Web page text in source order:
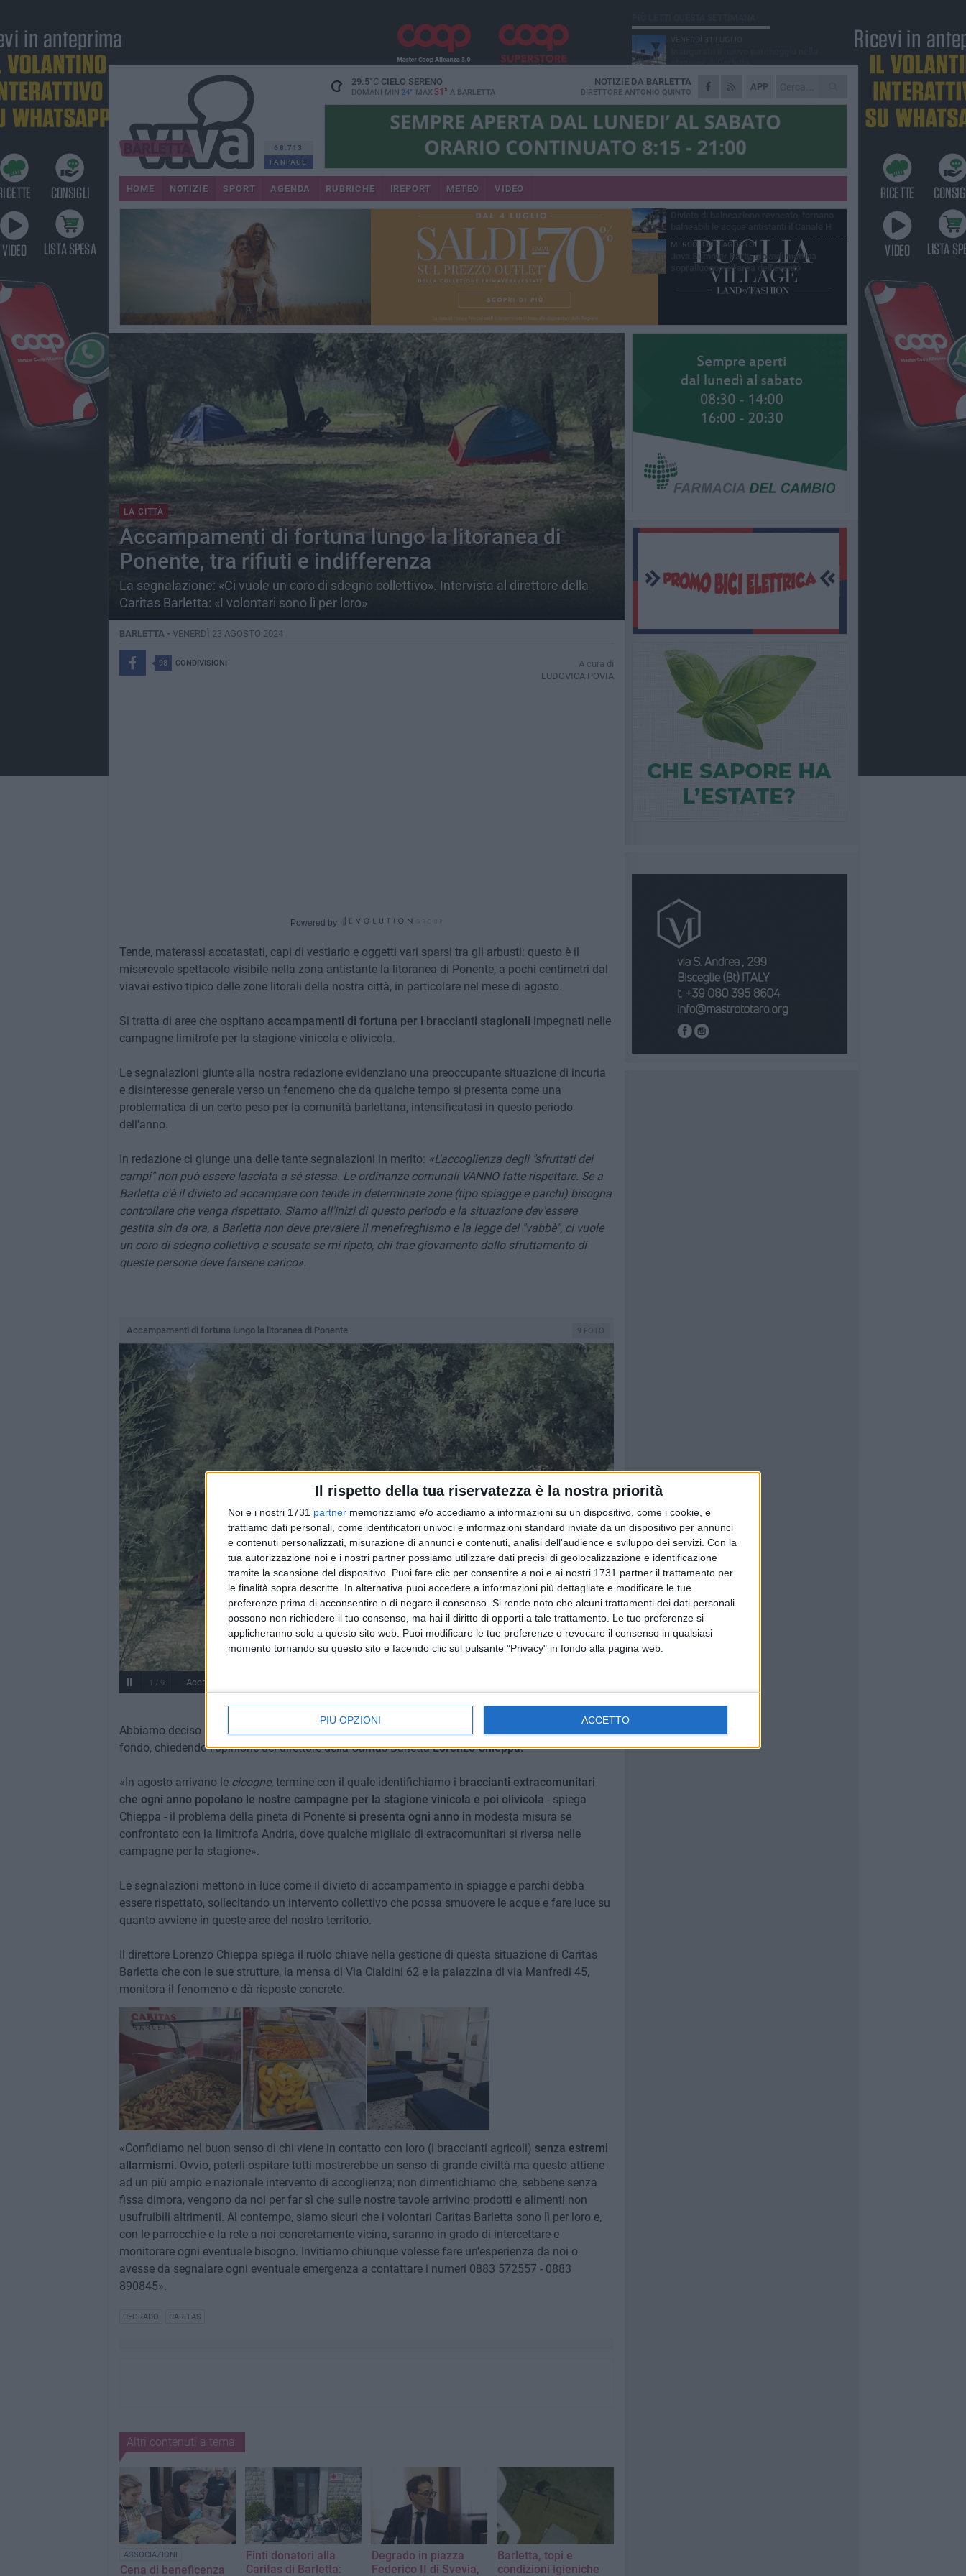
Il rispetto della tua riservatezza è la nostra priorità
Noi e i nostri 1731 partner memorizziamo e/o accediamo a informazioni su un dispositivo, come i cookie, e
trattiamo dati personali, come identificatori univoci e informazioni standard inviate da un dispositivo per annunci
e contenuti personalizzati, misurazione di annunci e contenuti, analisi dell'audience e sviluppo dei servizi. Con la
tua autorizzazione noi e i nostri partner possiamo utilizzare dati precisi di geolocalizzazione e identificazione
tramite la scansione del dispositivo. Puoi fare clic per consentire a noi e ai nostri 1731 partner il trattamento per
le finalità sopra descritte. In alternativa puoi accedere a informazioni più dettagliate e modificare le tue
preferenze prima di acconsentire o di negare il consenso. Si rende noto che alcuni trattamenti dei dati personali
possono non richiedere il tuo consenso, ma hai il diritto di opporti a tale trattamento. Le tue preferenze si
applicheranno solo a questo sito web. Puoi modificare le tue preferenze o revocare il consenso in qualsiasi
momento tornando su questo sito e facendo clic sul pulsante "Privacy" in fondo alla pagina web.
PIÙ OPZIONI ACCETTO
68.713
FANPAGE
29.5°CCIELO SERENO
DOMANI MIN 24° MAX 31° A BARLETTA
APP
NOTIZIE DA BARLETTA
DIRETTORE ANTONIO QUINTO
HOME NOTIZIE SPORT AGENDA RUBRICHE IREPORT METEO VIDEO
LA CITTÀ
Accampamenti di fortuna lungo la litoranea di
Ponente, tra rifiuti e indifferenza
La segnalazione: «Ci vuole un coro di sdegno collettivo». Intervista al direttore della
Caritas Barletta: «I volontari sono lì per loro»
BARLETTA - VENERDÌ 23 AGOSTO 2024
98 CONDIVISIONI
A cura di
LUDOVICA POVIA
Powered by
Tende, materassi accatastati, capi di vestiario e oggetti vari sparsi tra gli arbusti: questo è il
miserevole spettacolo visibile nella zona antistante la litoranea di Ponente, a pochi centimetri dal
viavai estivo tipico delle zone litorali della nostra città, in particolare nel mese di agosto.
Si tratta di aree che ospitano accampamenti di fortuna per i braccianti stagionali impegnati nelle
campagne limitrofe per la stagione vinicola e olivicola.
Le segnalazioni giunte alla nostra redazione evidenziano una preoccupante situazione di incuria
e disinteresse generale verso un fenomeno che da qualche tempo si presenta come una
problematica di un certo peso per la comunità barlettana, intensificatasi in questo periodo
dell'anno.
In redazione ci giunge una delle tante segnalazioni in merito: «L'accoglienza degli "sfruttati dei
campi" non può essere lasciata a sé stessa. Le ordinanze comunali VANNO fatte rispettare. Se a
Barletta c'è il divieto ad accampare con tende in determinate zone (tipo spiagge e parchi) bisogna
controllare che venga rispettato. Siamo all'inizi di questo periodo e la situazione dev'essere
gestita sin da ora, a Barletta non deve prevalere il menefreghismo e la legge del "vabbè", ci vuole
un coro di sdegno collettivo e scusate se mi ripeto, chi trae giovamento dallo sfruttamento di
queste persone deve farsene carico».
9 FOTO
Accampamenti di fortuna lungo la litoranea di Ponente
1 / 9 Accampamenti di fortuna lungo la litoranea di Ponente
Abbiamo deciso di approfondire meglio questo delicato argomento, cercando di andare più a
fondo, chiedendo l'opinione del direttore della Caritas BarlettaLorenzo Chieppa.
«In agosto arrivano le cicogne, termine con il quale identifichiamo i braccianti extracomunitari
che ogni anno popolano le nostre campagne per la stagione vinicola e poi olivicola - spiega
Chieppa - il problema della pineta di Ponente si presenta ogni anno in modesta misura se
confrontato con la limitrofa Andria, dove qualche migliaio di extracomunitari si riversa nelle
campagne per la stagione».
Le segnalazioni mettono in luce come il divieto di accampamento in spiagge e parchi debba
essere rispettato, sollecitando un intervento collettivo che possa smuovere le acque e fare luce su
quanto avviene in queste aree del nostro territorio.
Il direttore Lorenzo Chieppa spiega il ruolo chiave nella gestione di questa situazione di Caritas
Barletta che con le sue strutture, la mensa di Via Cialdini 62 e la palazzina di via Manfredi 45,
monitora il fenomeno e dà risposte concrete.
«Confidiamo nel buon senso di chi viene in contatto con loro (i braccianti agricoli) senza estremi
allarmismi. Ovvio, poterli ospitare tutti mostrerebbe un senso di grande civiltà ma questo attiene
ad un più ampio e nazionale intervento di accoglienza; non dimentichiamo che, sebbene senza
fissa dimora, vengono da noi per far sì che sulle nostre tavole arrivino prodotti e alimenti non
usufruibili altrimenti. Al contempo, siamo sicuri che i volontari Caritas Barletta sono lì per loro e,
con le parrocchie e la rete a noi concretamente vicina, saranno in grado di intercettare e
monitorare ogni eventuale bisogno. Invitiamo chiunque volesse fare un'esperienza da noi o
avesse da segnalare ogni eventuale emergenza a contattare i numeri 0883 572557 - 0883
890845».
DEGRADO CARITAS
Altri contenuti a tema
ASSOCIAZIONI
Cena di beneficenza
Finti donatori alla
Caritas di Barletta:
Degrado in piazza
Federico II di Svevia,
Barletta, topi e
condizioni igieniche
stazione di Barletta
MERCOLEDÌ 5 AGOSTO
Barletta piange Gioacchino Dagnello:
64enne barlettano investito all'alba a Trani
GIOVEDÌ 30 LUGLIO
gioielleria, banditi in fuga
Beni confiscati alla mafia. Nasce il servizio
VENERDÌ 31 LUGLIO
MERCOLEDÌ 5 AGOSTO
Jova Summer Party, giovedì mattina
sopralluogo nell'area dell'evento